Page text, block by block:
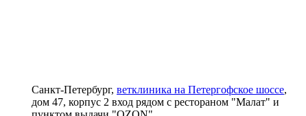
Санкт-Петербург, ветклиника на Петергофское шоссе,
дом 47, корпус 2 вход рядом с рестораном "Малат" и